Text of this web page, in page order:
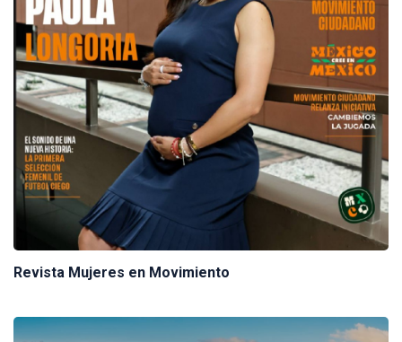
Revista Mujeres en Movimiento